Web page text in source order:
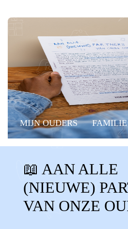
MIJN OUDERS FAMILIE
VRIENDIN
STIEFMOEDER
BONUSMOEDER
BONUSOUDERS VRIEND
📖 AAN ALLE
(NIEUWE)
VAN ONZE